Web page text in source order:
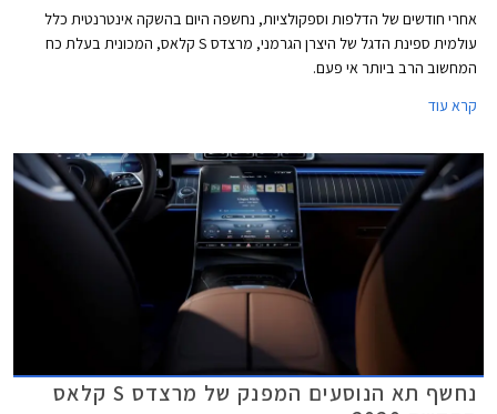
אחרי חודשים של הדלפות וספקולציות, נחשפה היום בהשקה אינטרנטית כלל
עולמית ספינת הדגל של היצרן הגרמני, מרצדס S קלאס, המכונית בעלת כח
המחשוב הרב ביותר אי פעם.
קרא עוד
נחשף תא הנוסעים המפנק של מרצדס S קלאס